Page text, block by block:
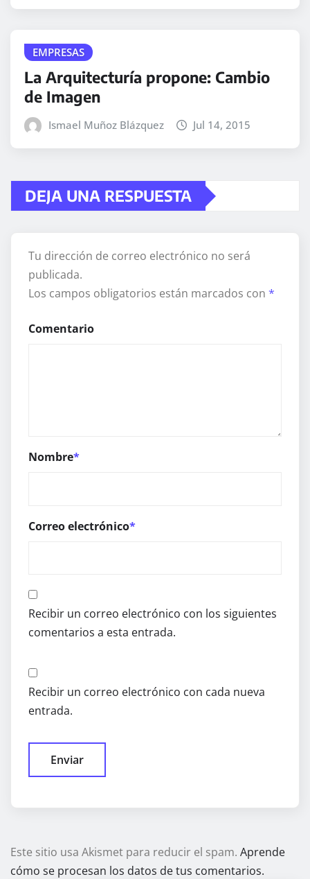
EMPRESAS
La Arquitecturía propone: Cambio
de Imagen
Ismael Muñoz Blázquez Jul 14, 2015
DEJA UNA RESPUESTA
Tu dirección de correo electrónico no será
publicada.
Los campos obligatorios están marcados con *
Comentario
Nombre*
Correo electrónico*
Recibir un correo electrónico con los siguientes
comentarios a esta entrada.
Recibir un correo electrónico con cada nueva
entrada.
Este sitio usa Akismet para reducir el spam. Aprende
cómo se procesan los datos de tus comentarios.